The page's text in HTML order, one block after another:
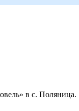
в с. Поляница.